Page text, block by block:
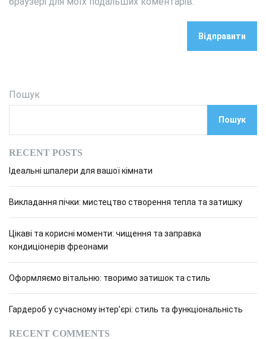
Пошук
Пошук
RECENT POSTS
Ідеальні шпалери для вашої кімнати
Викладання пічки: мистецтво створення тепла та затишку
Цікаві та корисні моменти: чищення та заправка
кондиціонерів фреонами
Оформляємо вітальню: творимо затишок та стиль
Гардероб у сучасному інтер’єрі: стиль та функціональність
RECENT COMMENTS